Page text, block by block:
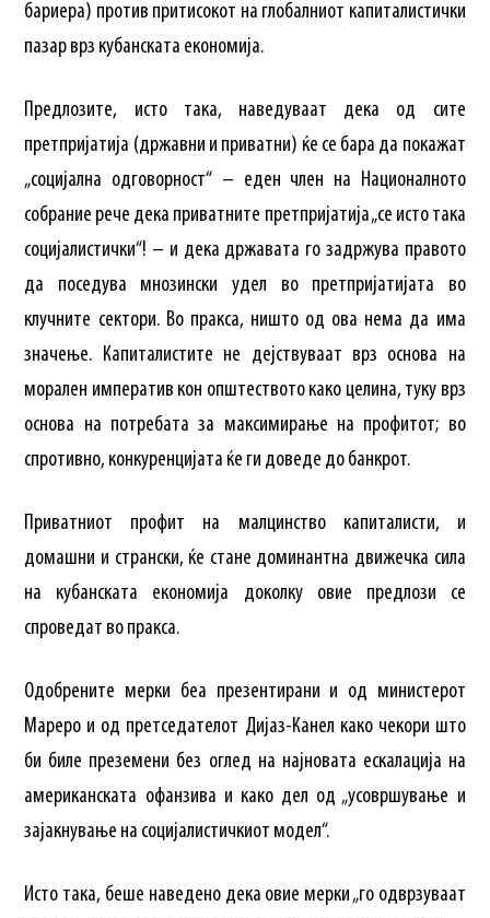
бариера) против притисокот на глобалниот капиталистички
пазар врз кубанската економија.
Предлозите, исто така, наведуваат дека од сите
претпријатија (државни и приватни) ќе се бара да покажат
„социјална одговорност“ – еден член на Националното
собрание рече дека приватните претпријатија „се исто така
социјалистички“! – и дека државата го задржува правото
да поседува мнозински удел во претпријатијата во
клучните сектори. Во пракса, ништо од ова нема да има
значење. Капиталистите не дејствуваат врз основа на
морален императив кон општеството како целина, туку врз
основа на потребата за максимирање на профитот; во
спротивно, конкуренцијата ќе ги доведе до банкрот.
Приватниот профит на малцинство капиталисти, и
домашни и странски, ќе стане доминантна движечка сила
на кубанската економија доколку овие предлози се
спроведат во пракса.
Одобрените мерки беа презентирани и од министерот
Мареро и од претседателот Дијаз-Канел како чекори што
би биле преземени без оглед на најновата ескалација на
американската офанзива и како дел од „усовршување и
зајакнување на социјалистичкиот модел“.
Исто така, беше наведено дека овие мерки „го одврзуваат